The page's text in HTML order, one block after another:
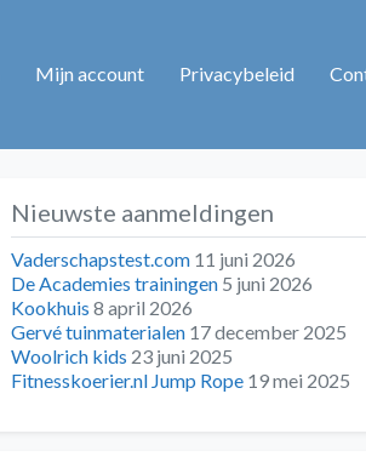
Mijn account Privacybeleid
Nieuwste aanmeldingen
Vaderschapstest.com 11 juni 2026
De Academies trainingen 5 juni 2026
Kookhuis 8 april 2026
Gervé tuinmaterialen 17 december 2025
Woolrich kids 23 juni 2025
Fitnesskoerier.nl Jump Rope 19 mei 2025